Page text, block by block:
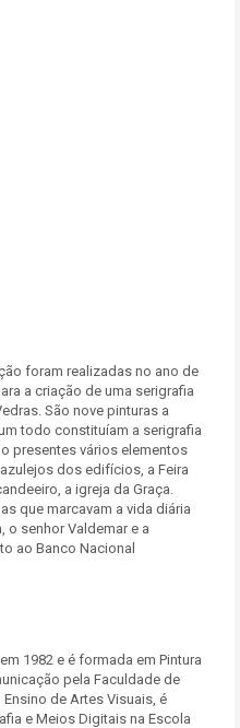
foram realizadas no ano de
a criação de uma serigrafia
São nove pinturas a
todo constituíam a serigrafia
presentes vários elementos
dos edifícios, a Feira
a igreja da Graça.
que marcavam a vida diária
o senhor Valdemar e a
ao Banco Nacional
1982 e é formada em Pintura
pela Faculdade de
de Artes Visuais, é
e Meios Digitais na Escola